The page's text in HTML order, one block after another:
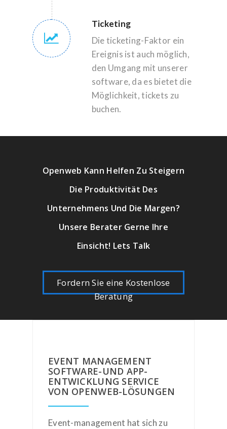
Ticketing
Die ticketing-Faktor ein
Ereignis ist auch möglich,
den Umgang mit unserer
software, da es bietet die
Möglichkeit, tickets zu
buchen.
Openweb Kann Helfen Zu Steigern
Die Produktivität Des
Unternehmens Und Die Margen?
Unsere Berater Gerne Ihre
Einsicht! Lets Talk
Fordern Sie eine Kostenlose
Beratung
EVENT MANAGEMENT
SOFTWARE-UND APP-
ENTWICKLUNG SERVICE
VON OPENWEB-LÖSUNGEN
Event-management hat sich zu